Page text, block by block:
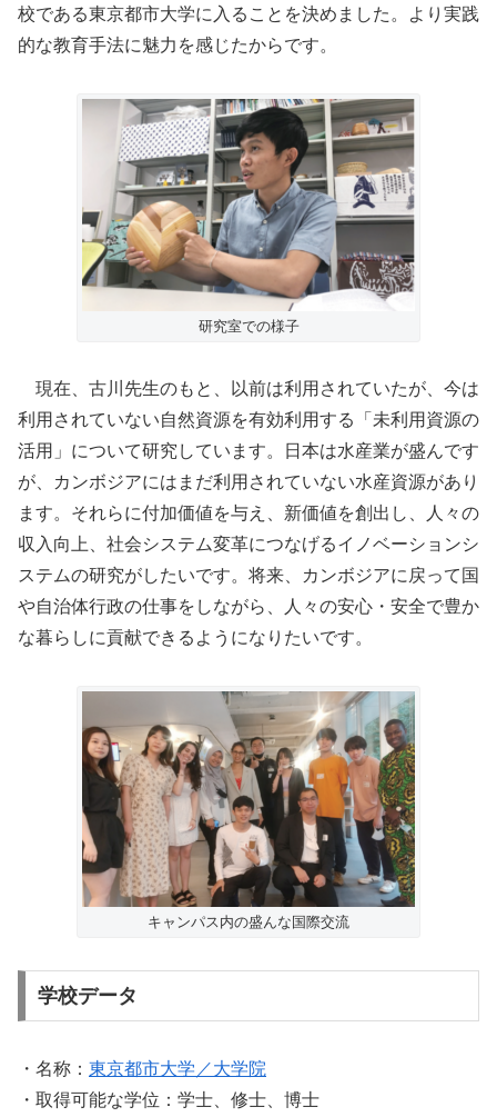
校である東京都市大学に入ることを決めました。より実践
的な教育手法に魅力を感じたからです。
研究室での様子
現在、古川先生のもと、以前は利用されていたが、今は
利用されていない自然資源を有効利用する「未利用資源の
活用」について研究しています。日本は水産業が盛んです
が、カンボジアにはまだ利用されていない水産資源があり
ます。それらに付加価値を与え、新価値を創出し、人々の
収入向上、社会システム変革につなげるイノベーションシ
ステムの研究がしたいです。将来、カンボジアに戻って国
や自治体行政の仕事をしながら、人々の安心・安全で豊か
な暮らしに貢献できるようになりたいです。
キャンパス内の盛んな国際交流
学校データ
・名称： 東京都市大学／大学院
・取得可能な学位：学士、修士、博士